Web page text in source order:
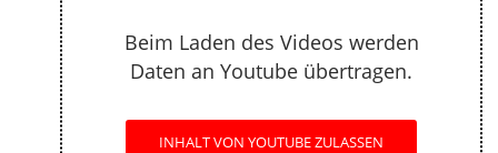
Beim Laden des Videos werden
Daten an Youtube übertragen.
INHALT VON YOUTUBE ZULASSEN